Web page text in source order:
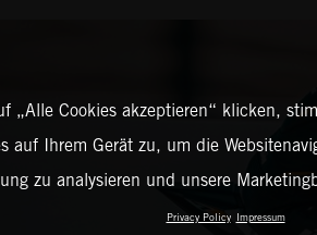
„Alle Cookies akzeptieren“ klicken,
auf Ihrem Gerät zu, um die
zu analysieren und unsere
Privacy Policy Impressum